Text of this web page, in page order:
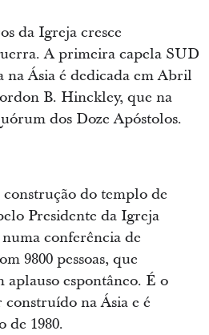
da Igreja cresce
A primeira capela SUD
Ásia é dedicada em Abril
B. Hinckley, que na
dos Doze Apóstolos.
construção do templo de
Presidente da Igreja
conferência de
9800 pessoas, que
espontâneo. É o
na Ásia e é
de 1980.